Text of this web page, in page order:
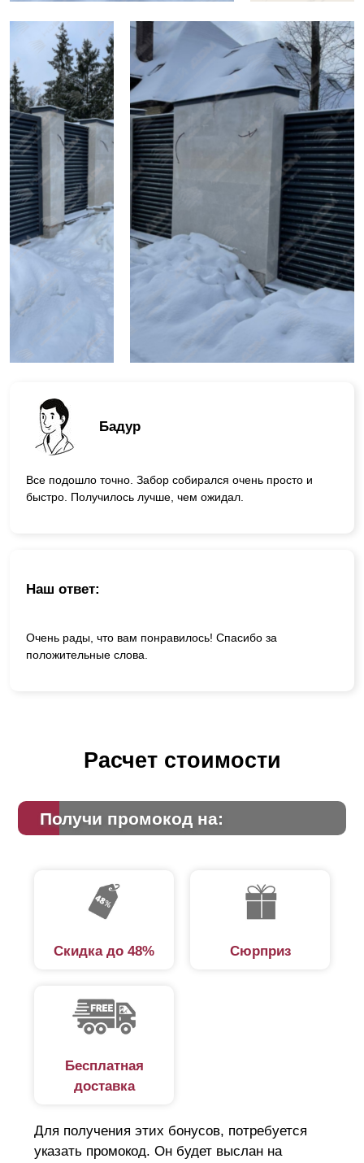
Бадур
Все подошло точно. Забор собирался очень просто и
быстро. Получилось лучше, чем ожидал.
Наш ответ:
Очень рады, что вам понравилось! Спасибо за
положительные слова.
Расчет стоимости
Получи промокод на:
Скидка до 48% Сюрприз
Бесплатная
доставка
Для получения этих бонусов, потребуется
указать промокод. Он будет выслан на